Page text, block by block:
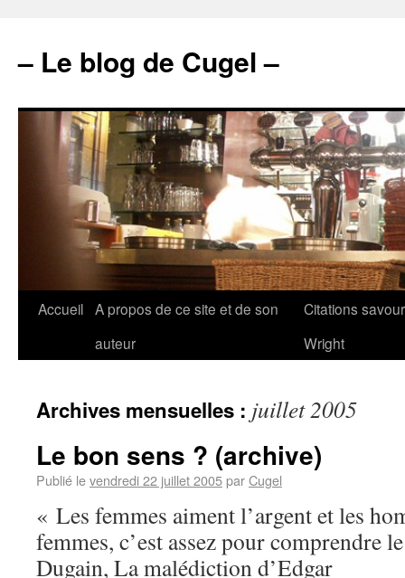
– Le blog de Cugel –
Accueil A propos de ce site et de son
auteur
Citations
Wright
Archives mensuelles : juillet 2005
Le bon sens ? (archive)
Publié levendredi 22 juillet 2005parCugel
« Les femmes aiment l’argent et les
femmes, c’est assez pour comprendre
Dugain, La malédiction d’Edgar